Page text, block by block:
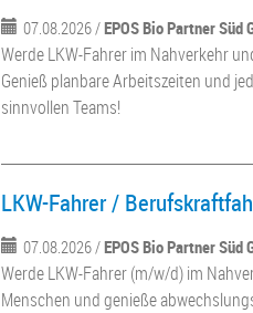
07.08.2026 /EPOS Bio Partner Süd
Werde LKW-Fahrer im Nahverkehr
Genieß planbare Arbeitszeiten und
sinnvollen Teams!
LKW-Fahrer /
07.08.2026 /EPOS Bio Partner Süd
Werde LKW-Fahrer (m/w/d) im
Menschen und genieße